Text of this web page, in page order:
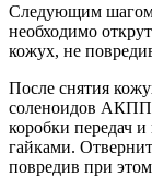
Следующим шагом
необходимо
кожух, не
После снятия
соленоидов
коробки передач
гайками.
повредив при